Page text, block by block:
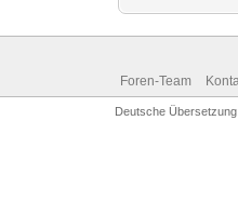
Foren-Team
Deutsche Übersetzung: